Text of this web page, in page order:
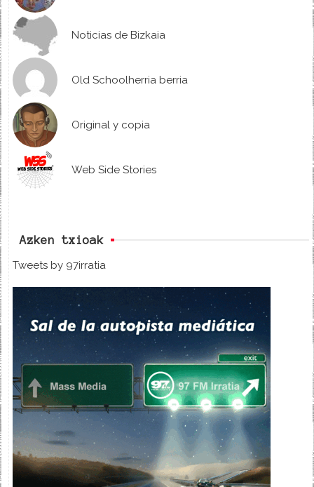
Noticias de Bizkaia
Old Schoolherria berria
Original y copia
Web Side Stories
Azken txioak
Tweets by 97irratia